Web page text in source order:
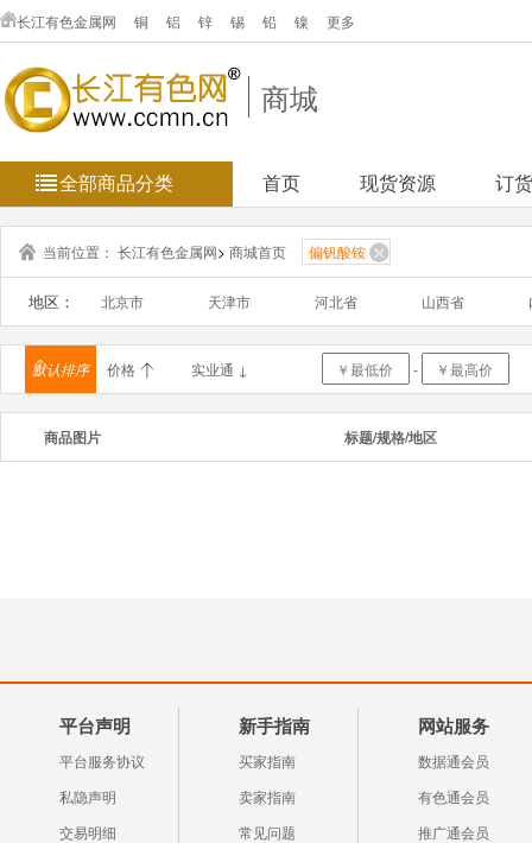
长江有色金属网 铜 铝 锌 锡 铅 镍 更多
商城
全部商品分类 首页 现货资源 订
当前位置： 长江有色金属网> 商城首页 偏钒酸铵
地区： 北京市 天津市 河北省 山西省
浙江省 安徽省 福建省 江西省
海南省 重庆市 四川省 贵州省
澳门
默认排序 价格 实业通 ↓ -
商品图片 标题/规格/地区
平台声明
平台服务协议
私隐声明
交易明细
新手指南
买家指南
卖家指南
常见问题
网站服务
数据通会员
有色通会员
推广通会员